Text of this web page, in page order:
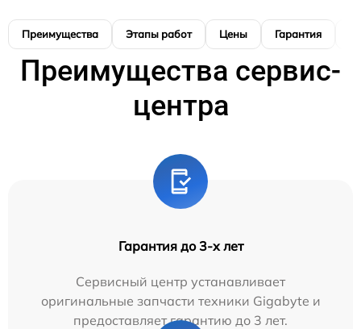
Преимущества Этапы работ Цены Гарантия
Преимущества сервис-
центра
Гарантия до 3-х лет
Сервисный центр устанавливает
оригинальные запчасти техники Gigabyte и
предоставляет гарантию до 3 лет.